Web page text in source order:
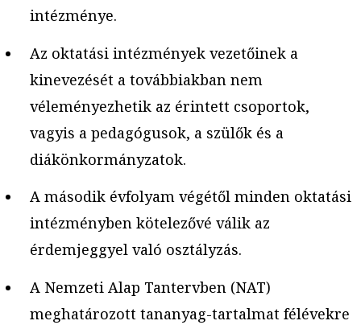
intézménye.
Az oktatási intézmények vezetőinek a
kinevezését a továbbiakban nem
véleményezhetik az érintett csoportok,
vagyis a pedagógusok, a szülők és a
diákönkormányzatok.
A második évfolyam végétől minden oktatási
intézményben kötelezővé válik az
érdemjeggyel való osztályzás.
A Nemzeti Alap Tantervben (NAT)
meghatározott tananyag-tartalmat félévekre